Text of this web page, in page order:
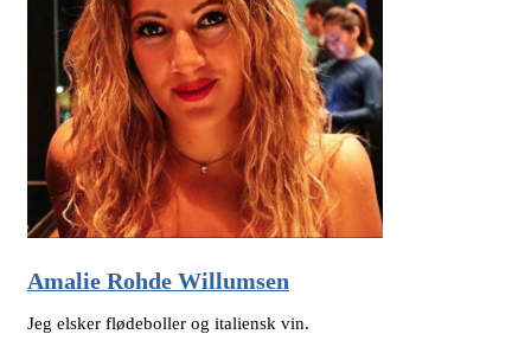
Amalie Rohde Willumsen
Jeg elsker flødeboller og italiensk vin.